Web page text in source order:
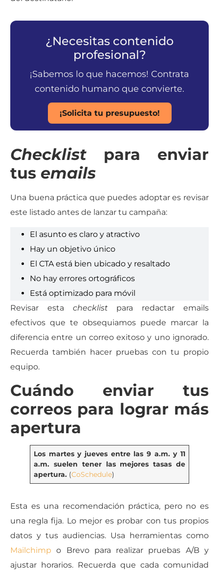
¿Necesitas contenido
profesional?
¡Sabemos lo que hacemos! Contrata
contenido humano que convierte.
¡Solicita tu presupuesto!
Checklist para enviar
tus emails
Una buena práctica que puedes adoptar es revisar
este listado antes de lanzar tu campaña:
El asunto es claro y atractivo
Hay un objetivo único
El CTA está bien ubicado y resaltado
No hay errores ortográficos
Está optimizado para móvil
Revisar esta checklist para redactar emails
efectivos que te obsequiamos puede marcar la
diferencia entre un correo exitoso y uno ignorado.
Recuerda también hacer pruebas con tu propio
equipo.
Cuándo enviar tus
correos para lograr más
apertura
Los martes y jueves entre las 9 a.m. y 11
a.m. suelen tener las mejores tasas de
apertura. (CoSchedule)
Esta es una recomendación práctica, pero no es
una regla fija. Lo mejor es probar con tus propios
datos y tus audiencias. Usa herramientas como
Mailchimp o Brevo para realizar pruebas A/B y
ajustar horarios. Recuerda que cada comunidad